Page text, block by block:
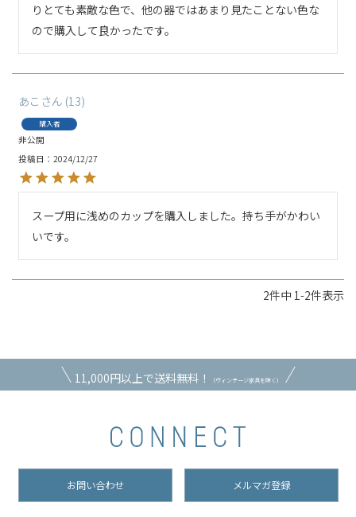
りとても素敵な色で、他の器ではあまり見たことない色な
ので購入して良かったです。
あこ 13
購入者
非公開
投稿日
2024/12/27
スープ用に浅めのカップを購入しました。持ち手がかわい
いです。
2件中 1 -2件表示
11,000円以上で送料無料！ （ヴィンテージ家具を除く）
お問い合わせ メルマガ登録